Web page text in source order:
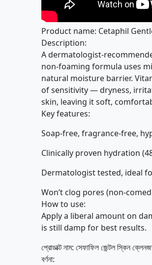
Product name: Cetaphil
Description:
A dermatologist-
non-foaming formula uses
natural moisture barrier.
of sensitivity — dryness,
skin, leaving it soft,
Key features:
Soap-free, fragrance-free,
Clinically proven hydration
Dermatologist tested, ideal
Won’t clog pores (non-
How to use:
Apply a liberal amount on
is still damp for best results.
প্রোডাক্ট নাম: সেফাফিল জেন্টল স্কিন
বর্ণনা: